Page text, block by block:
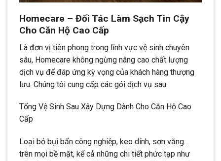
Homecare – Đối Tác Làm Sạch Tin Cậy
Cho Căn Hộ Cao Cấp
Là đơn vị tiên phong trong lĩnh vực vệ sinh chuyên
sâu, Homecare không ngừng nâng cao chất lượng
dịch vụ để đáp ứng kỳ vọng của khách hàng thượng
lưu. Chúng tôi cung cấp các gói dịch vụ sau:
Tổng Vệ Sinh Sau Xây Dựng Dành Cho Căn Hộ Cao
Cấp
Loại bỏ bụi bẩn công nghiệp, keo dính, sơn văng…
trên mọi bề mặt, kể cả những chi tiết phức tạp như